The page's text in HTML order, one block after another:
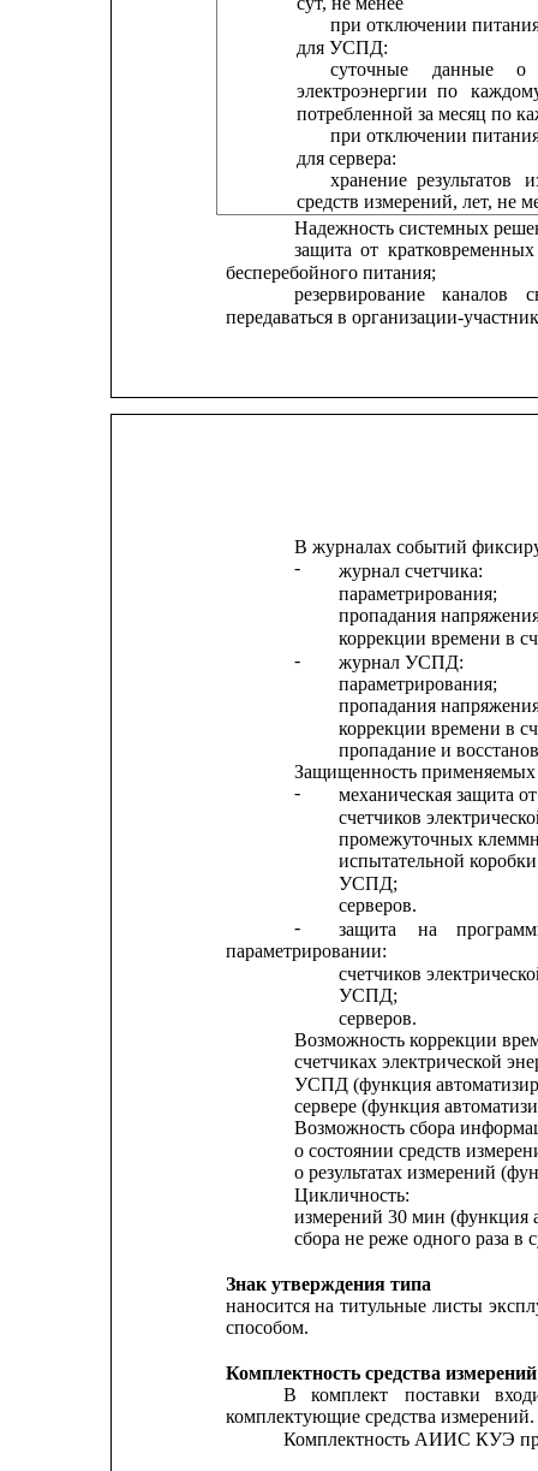
при отключении
для УСПД:
суточные
данные
о
электроэнергии по
потребленной за месяц по
при отключении
для сервера:
хранение результатов
средств измерений, лет, не
Надежность системных
защита от кратковременных
бесперебойного питания;
резервирование
каналов
передаваться в организации-
В журналах событий
-
журнал счетчика:
параметрирования;
пропадания
коррекции времени в
-
журнал УСПД:
параметрирования;
пропадания
коррекции времени в
пропадание и
Защищенность применяемых
-
механическая защита
счетчиков
промежуточных
испытательной
УСПД;
серверов.
-
защита на
параметрировании:
счетчиков
УСПД;
серверов.
Возможность коррекции
счетчиках электрической
УСПД (функция
сервере (функция
Возможность сбора
о состоянии средств
о результатах измерений
Цикличность:
измерений 30 мин (функция
сбора не реже одного раза в
Знак утверждения типа
наносится на титульные листы
способом.
Комплектность средства измерений
В
комплект поставки
комплектующие средства измерений.
Комплектность АИИС КУЭ